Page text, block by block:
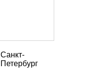
Санкт-
Петербург